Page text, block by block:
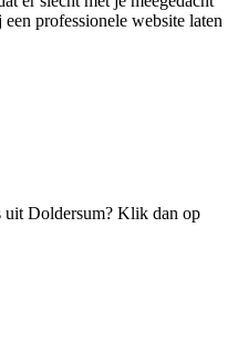
professionele website laten
uit Doldersum? Klik dan op